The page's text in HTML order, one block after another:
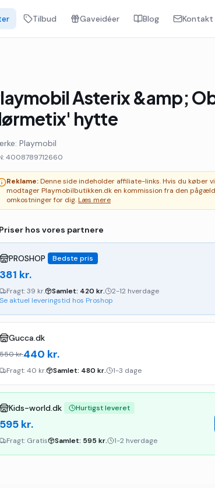
Tilbud Gaveidéer Blog Kontakt
Asterix &amp;
hytte
Playmobil
4008789712660
Reklame:Denne side indeholder affiliate-links. Hvis du køber
modtager Playmobilbutikken.dk en kommission fra den
omkostninger for dig.Læs mere
Priser hos vores partnere
PROSHOP Bedste pris
381 kr.
Fragt:39 kr. Samlet: 420 kr.
2-12 hverdage
Se aktuel leveringstid hos Proshop
Gucca.dk
550kr.440 kr.
Fragt:40 kr. Samlet: 480 kr. 1-3 dage
Kids-world.dk Hurtigst leveret
595 kr.
Fragt: Gratis Samlet: 595 kr. 1-2 hverdage